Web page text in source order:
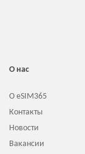
О нас
О eSIM365
Контакты
Новости
Вакансии